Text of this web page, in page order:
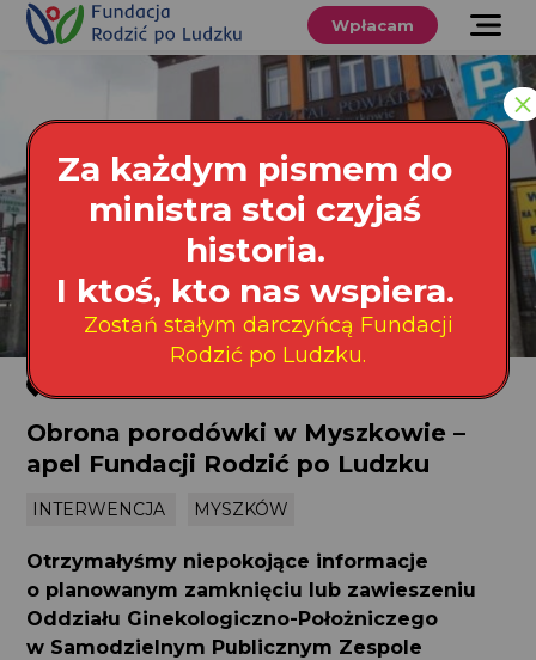
Przewiń
treści
O nas
Co robimy
Wspieraj
nas
Sklep
Niezbędnik
Search
for:
Wpłacam
Obrona porodówki w Myszkowie –
apel Fundacji Rodzić po Ludzku
INTERWENCJA MYSZKÓW
Otrzymałyśmy niepokojące informacje
o planowanym zamknięciu lub zawieszeniu
Oddziału Ginekologiczno-Położniczego
w Samodzielnym Publicznym Zespole
Za każdym pismem do
ministra stoi czyjaś
historia.
I ktoś, kto nas wspiera.
Zostań stałym darczyńcą Fundacji
Rodzić po Ludzku.
×